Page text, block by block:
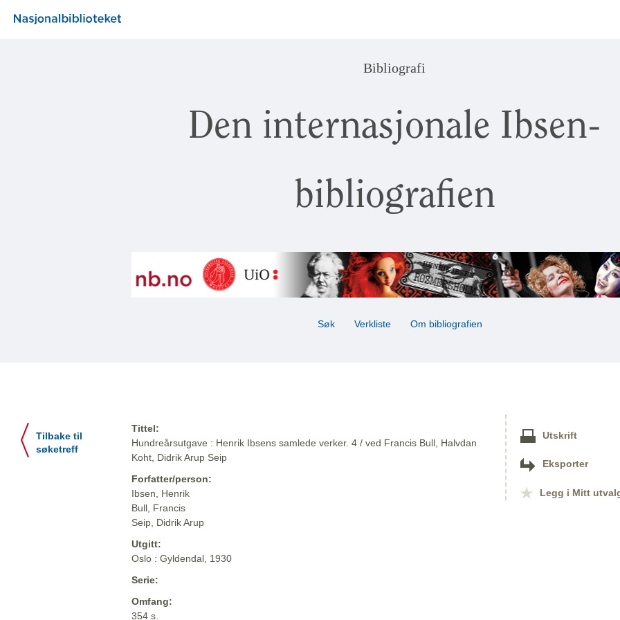
Bibliografi
Den internasjonale Ibsen-
bibliografien
Søk Verkliste Om bibliografien
Tilbake til
søketreff
Tittel:
Hundreårsutgave : Henrik Ibsens samlede verker. 4 / ved Francis Bull, Halvdan
Koht, Didrik Arup Seip
Forfatter/person:
Ibsen, Henrik
Bull, Francis
Seip, Didrik Arup
Utgitt:
Oslo : Gyldendal, 1930
Serie:
Omfang:
354 s.
Utskrift
Eksporter
Legg i Mitt